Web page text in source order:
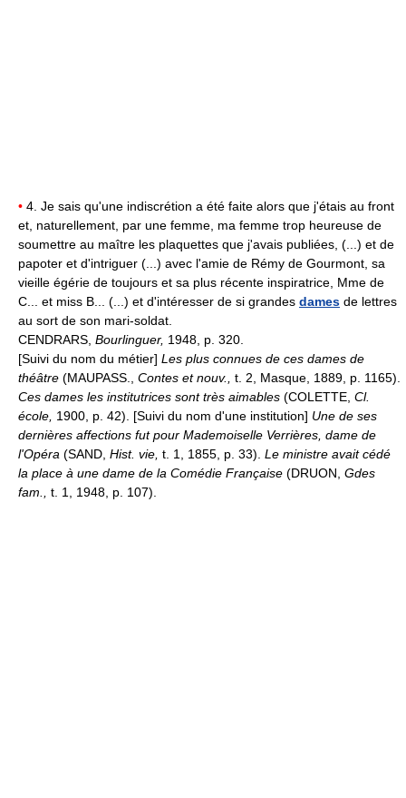
• 4. Je sais qu'une indiscrétion a été faite alors que j'étais au front
et, naturellement, par une femme, ma femme trop heureuse de
soumettre au maître les plaquettes que j'avais publiées, (...) et de
papoter et d'intriguer (...) avec l'amie de Rémy de Gourmont, sa
vieille égérie de toujours et sa plus récente inspiratrice, Mme de
C... et miss B... (...) et d'intéresser de si grandes dames de lettres
au sort de son mari-soldat.
CENDRARS, Bourlinguer, 1948, p. 320.
[Suivi du nom du métier] Les plus connues de ces dames de
théâtre (MAUPASS., Contes et nouv., t. 2, Masque, 1889, p. 1165).
Ces dames les institutrices sont très aimables (COLETTE, Cl.
école, 1900, p. 42). [Suivi du nom d'une institution] Une de ses
dernières affections fut pour Mademoiselle Verrières, dame de
l'Opéra (SAND, Hist. vie, t. 1, 1855, p. 33). Le ministre avait cédé
la place à une dame de la Comédie Française (DRUON, Gdes
fam., t. 1, 1948, p. 107).